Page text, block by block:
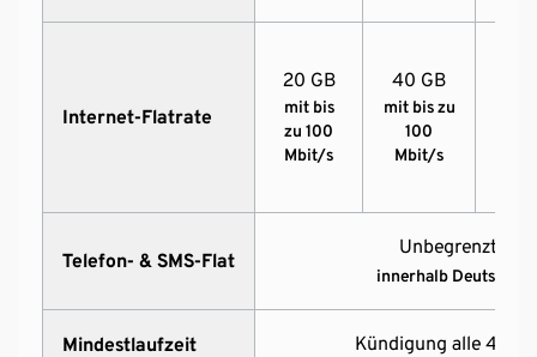
Internet-Flatrate
20 GB
mit bis
zu 100
Mbit/s
40 GB
mit bis zu
100
Mbit/s
Telefon- & SMS-Flat
Unbegrenzt
innerhalb
Mindestlaufzeit Kündigung alle 4